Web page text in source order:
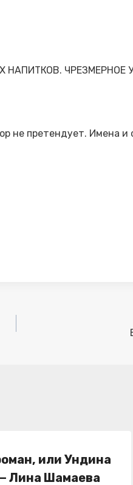
ЧРЕЗМЕРНОЕ
не претендует. Имена
или Ундина
Лина Шамаева